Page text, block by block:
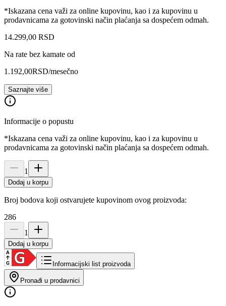
*Iskazana cena važi za online kupovinu, kao i za kupovinu u
prodavnicama za gotovinski način plaćanja sa dospećem odmah.
14.299,00 RSD
Na rate bez kamate od
1.192,00RSD/mesečno
Saznajte više
Informacije o popustu
*Iskazana cena važi za online kupovinu, kao i za kupovinu u
prodavnicama za gotovinski način plaćanja sa dospećem odmah.
1
Dodaj u korpu
Broj bodova koji ostvarujete kupovinom ovog proizvoda:
286
1
Dodaj u korpu
Informacijski list proizvoda
Pronađi u prodavnici